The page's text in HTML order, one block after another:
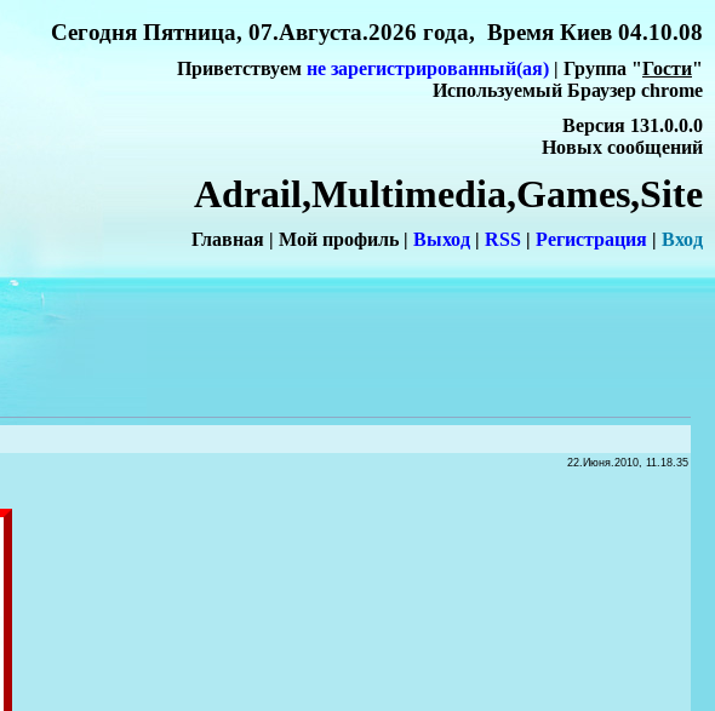
Сегодня Пятница, 07.Августа.2026 года, Время Киев 04.10.08
Приветствуем не зарегистрированный(ая) | Группа "Гости"
Используемый Браузер chrome
Версия 131.0.0.0
Новых сообщений
Adrail,Multimedia,Games,Site
Главная | Мой профиль | Выход | RSS | Регистрация | Вход
22.Июня.2010, 11.18.35